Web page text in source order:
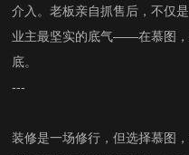
介入。老板亲自抓售后，不仅
业主最坚实的底气——在慕图，
底。
---
装修是一场修行，但选择慕图